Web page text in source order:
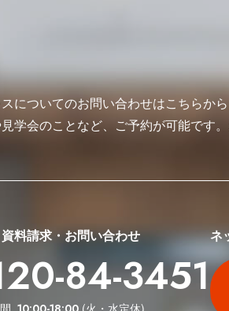
についてのお問い合わせはこちらから
学会のことなど、ご予約が可能です
料請求・お問い合わせ
84-3451
(火・水定休)
ネ